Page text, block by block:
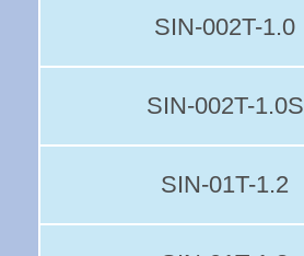
SIN-002T-1.0
SIN-002T-1.0S
SIN-01T-1.2